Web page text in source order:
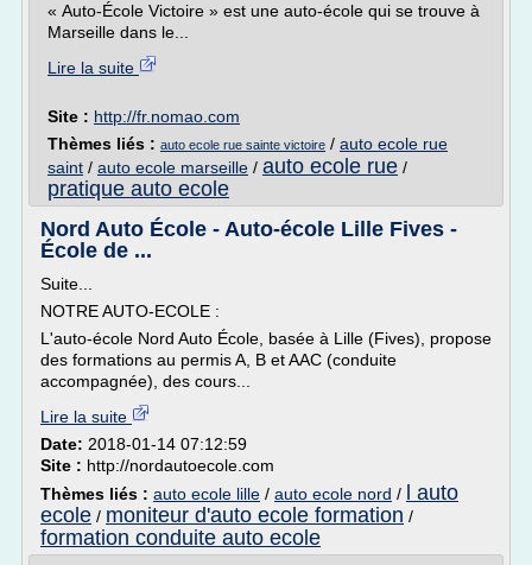
« Auto-École Victoire » est une auto-école qui se trouve à
Marseille dans le...
Lire la suite
Site : http://fr.nomao.com
Thèmes liés : auto ecole rue sainte victoire / auto ecole rue
saint / auto ecole marseille / auto ecole rue /
pratique auto ecole
Nord Auto École - Auto-école Lille Fives -
École de ...
Suite...
NOTRE AUTO-ECOLE :
L'auto-école Nord Auto École, basée à Lille (Fives), propose
des formations au permis A, B et AAC (conduite
accompagnée), des cours...
Lire la suite
Date: 2018-01-14 07:12:59
Site : http://nordautoecole.com
Thèmes liés : auto ecole lille / auto ecole nord /
l auto
ecole / moniteur d'auto ecole formation /
formation conduite auto ecole